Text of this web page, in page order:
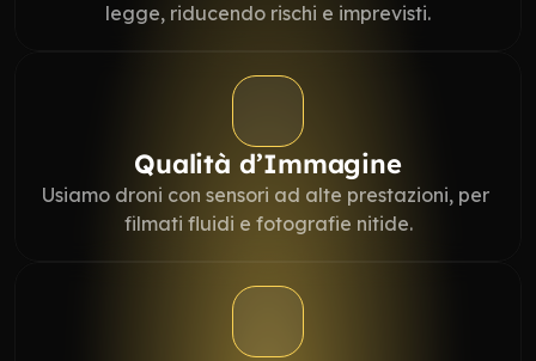
legge, riducendo rischi e imprevisti.
Qualità d’Immagine
Usiamo droni con sensori ad alte prestazioni, per
filmati fluidi e fotografie nitide.